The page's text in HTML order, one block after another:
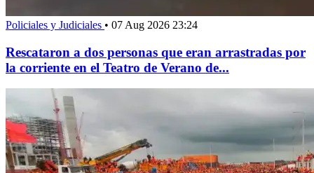
Policiales y Judiciales • 07 Aug 2026 23:24
Rescataron a dos personas que eran arrastradas por
la corriente en el Teatro de Verano de...